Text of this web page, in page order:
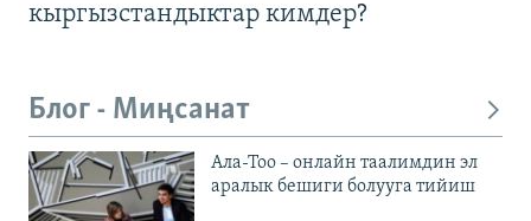
кыргызстандыктар кимдер?
Блог - Миңсанат
Ала-Тоо – онлайн таалимдин эл
аралык бешиги болууга тийиш